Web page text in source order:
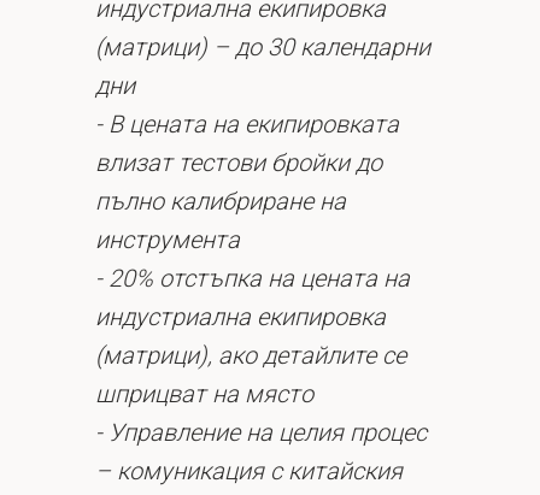
индустриална екипировка
(матрици) – до 30 календарни
дни
- В цената на екипировката
влизат тестови бройки до
пълно калибриране на
инструмента
- 20% отстъпка на цената на
индустриална екипировка
(матрици), ако детайлите се
шприцват на място
- Управление на целия процес
– комуникация с китайския